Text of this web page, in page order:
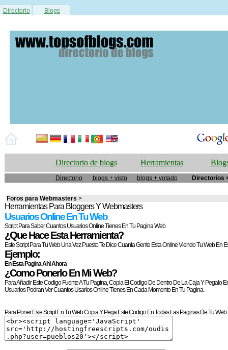
Directorio Blogs
Directorio de blogs Herramientas
Directorio blogs + visto blogs + votado Directorios
Foros para Webmasters >
Herramientas Para Bloggers Y Webmasters
Usuarios Online En Tu Web
Script Para Saber Cuantos Usuarios Online Tienes En Tu Pagina Web
¿Que Hace Esta Herramienta?
Este Script Para Tu Web Una Vez Puesto Te Dice Cuanta Gente Esta Online Viendo Tu Web En
Ejemplo:
En Esta Pagina Ahi Ahora
¿Como Ponerlo En Mi Web?
Para Añadir Este Codigo Fuente A Tu Pagina, Copia El Codigo De Dentro De La Caja Y Pegalo
Usuarios Podran Ver Cuantos Usarios Online Tienes En Cada Momento En Tu Pagina.
Para Poner Este Script En Tu Web Copia Y Pega Este Codigo En Todas Las Paginas De Tu